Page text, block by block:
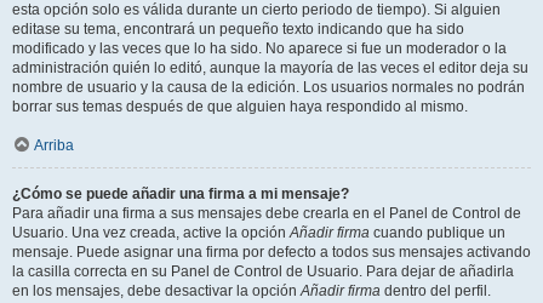
esta opción solo es válida durante un cierto periodo de tiempo). Si alguien
editase su tema, encontrará un pequeño texto indicando que ha sido
modificado y las veces que lo ha sido. No aparece si fue un moderador o la
administración quién lo editó, aunque la mayoría de las veces el editor deja su
nombre de usuario y la causa de la edición. Los usuarios normales no podrán
borrar sus temas después de que alguien haya respondido al mismo.
Arriba
¿Cómo se puede añadir una firma a mi mensaje?
Para añadir una firma a sus mensajes debe crearla en el Panel de Control de
Usuario. Una vez creada, active la opciónAñadir firma cuando publique un
mensaje. Puede asignar una firma por defecto a todos sus mensajes activando
la casilla correcta en su Panel de Control de Usuario. Para dejar de añadirla
en los mensajes, debe desactivar la opciónAñadir firma dentro del perfil.